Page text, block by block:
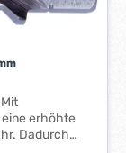
erhöhte
Dadurch